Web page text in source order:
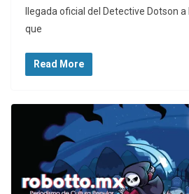
llegada oficial del Detective Dotson
que
Read More